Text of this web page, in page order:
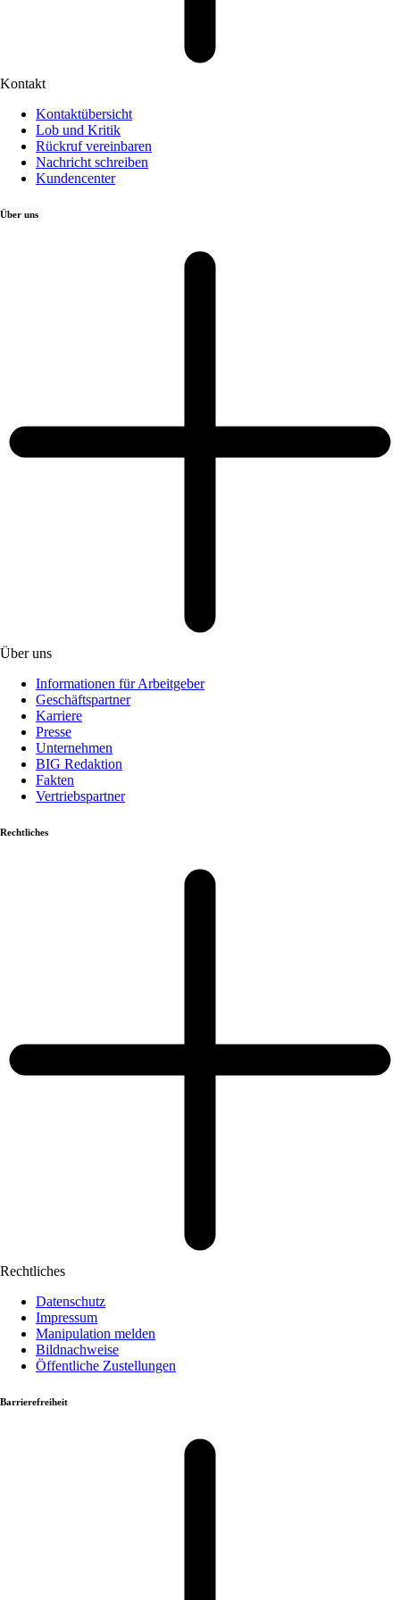
Kontakt
Kontaktübersicht
Lob und Kritik
Rückruf vereinbaren
Nachricht schreiben
Kundencenter
Über uns
Über uns
Informationen für Arbeitgeber
Geschäftspartner
Karriere
Presse
Unternehmen
BIG Redaktion
Fakten
Vertriebspartner
Rechtliches
Rechtliches
Datenschutz
Impressum
Manipulation melden
Bildnachweise
Öffentliche Zustellungen
Barrierefreiheit